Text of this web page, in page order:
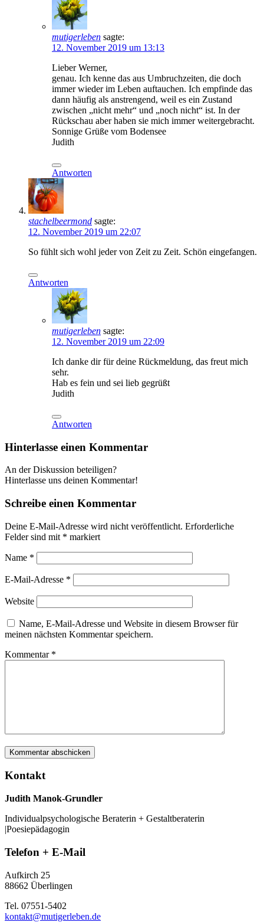
mutigerleben sagte:
12. November 2019 um 13:13
Lieber Werner,
genau. Ich kenne das aus Umbruchzeiten, die doch
immer wieder im Leben auftauchen. Ich empfinde das
dann häufig als anstrengend, weil es ein Zustand
zwischen „nicht mehr“ und „noch nicht“ ist. In der
Rückschau aber haben sie mich immer weitergebracht.
Sonnige Grüße vom Bodensee
Judith
Antworten
stachelbeermond sagte:
12. November 2019 um 22:07
So fühlt sich wohl jeder von Zeit zu Zeit. Schön eingefangen.
Antworten
mutigerleben sagte:
12. November 2019 um 22:09
Ich danke dir für deine Rückmeldung, das freut mich
sehr.
Hab es fein und sei lieb gegrüßt
Judith
Antworten
Hinterlasse einen Kommentar
An der Diskussion beteiligen?
Hinterlasse uns deinen Kommentar!
Schreibe einen Kommentar
Deine E-Mail-Adresse wird nicht veröffentlicht. Erforderliche
Felder sind mit * markiert
Name *
E-Mail-Adresse *
Website
Name, E-Mail-Adresse und Website in diesem Browser für
meinen nächsten Kommentar speichern.
Kommentar *
Kontakt
Judith Manok-Grundler
Individualpsychologische Beraterin + Gestaltberaterin
|Poesiepädagogin
Telefon + E-Mail
Aufkirch 25
88662 Überlingen
Tel. 07551-5402
kontakt@mutigerleben.de